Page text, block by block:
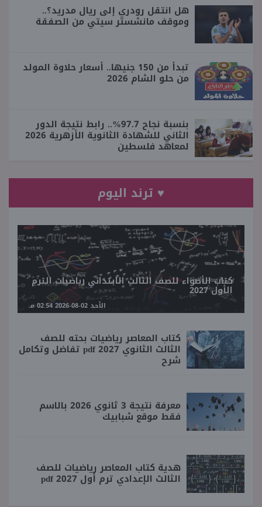
هل انتقل رودري إلى ريال مدريد؟..
وموقف مانشستر سيتي من الصفقة
تبدأ من 150 جنيها.. أسعار حلاوة المولد
من حلو الشام 2026
بنسبة نجاح 97.7%.. رابط نتيجة الدور
الثاني للشهادة الثانوية الأزهرية 2026
لمعاهد فلسطين
♥ ترند اليوم
كتاب الأضواء للصف الثالث الابتدائي رياضيات الترم
الأول 2027
الأحد 02-08-2026 02:54 مـ
كتاب المعاصر رياضيات بحته للصف
الثالث الثانوي 2027 pdf تفاضل وتكامل
شرح
معرفة نتيجة 3 ثانوي 2026 بالاسم
فقط موقع شبابيك
هدية كتاب المعاصر رياضيات للصف
الثالث الإعدادي ترم أول 2027 pdf